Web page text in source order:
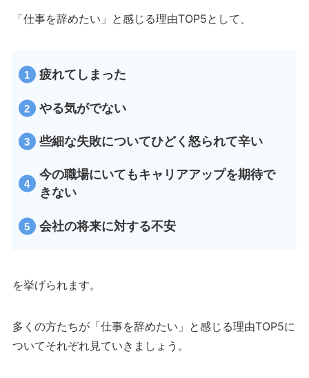
「仕事を辞めたい」と感じる理由TOP5として、
疲れてしまった
やる気がでない
些細な失敗についてひどく怒られて辛い
今の職場にいてもキャリアアップを期待で
きない
会社の将来に対する不安
を挙げられます。
多くの方たちが「仕事を辞めたい」と感じる理由TOP5に
ついてそれぞれ見ていきましょう。